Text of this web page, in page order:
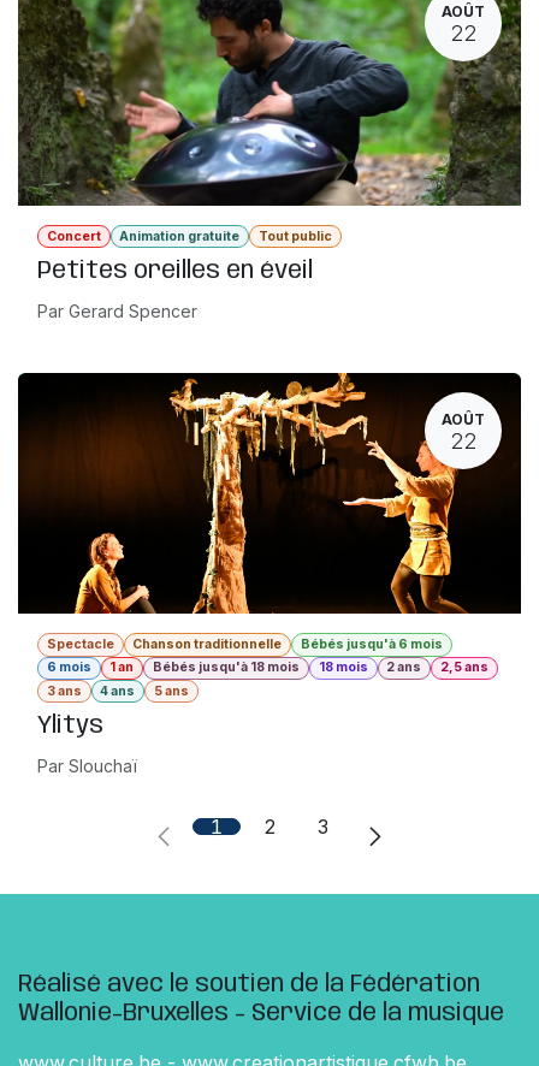
AOÛT
22
Concert Animation gratuite Tout public
Petites oreilles en éveil
Par Gerard Spencer
AOÛT
22
Spectacle Chanson traditionnelle
Bébés jusqu'à 6 mois
6 mois
1 an Bébés jusqu'à 18 mois 18 mois 2 ans
2,5 ans
3 ans
4 ans 5 ans
Ylitys
Par Slouchaï
1 2 3
Réalisé avec le soutien de la Fédération
Wallonie-Bruxelles - Service de la musique